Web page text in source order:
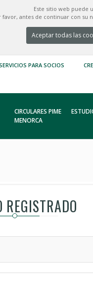
Este sitio web puede
favor, antes de continuar con su
Aceptar todas las
PARA SOCIOS
CIRCULARES PIME
MENORCA
REGISTRADO